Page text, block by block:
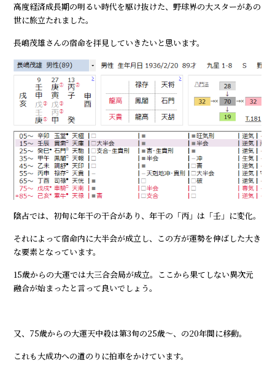
高度経済成長期の明るい時代を駆け抜けた、野球界の大スターがあの
世に旅立たれました。
長嶋茂雄さんの宿命を拝見していきたいと思います。
陰占では、初旬に年干の干合があり、年干の「丙」は「壬」に変化。
それによって宿命内に大半会が成立し、この方が運勢を伸ばした大き
な要素となっています。
15歳からの大運では大三合会局が成立。ここから果てしない異次元
融合が始まったと言って良いでしょう。
又、75歳からの大運天中殺は第3旬の25歳～、の20年間に移動。
これも大成功への道のりに拍車をかけています。